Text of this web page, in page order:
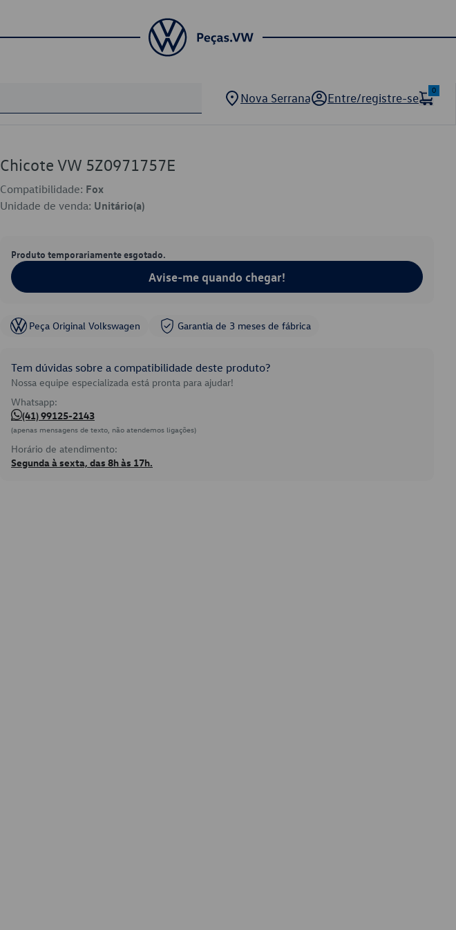
Nova Serrana Entre/registre-se
0
Chicote VW 5Z0971757E
Compatibilidade: Fox
Unidade de venda: Unitário(a)
Produto temporariamente esgotado.
Avise-me quando chegar!
Peça Original Volkswagen Garantia de 3 meses de fábrica
Tem dúvidas sobre a compatibilidade deste produto?
Nossa equipe especializada está pronta para ajudar!
Whatsapp:
(41) 99125-2143
(apenas mensagens de texto, não atendemos ligações)
Horário de atendimento:
Segunda à sexta, das 8h às 17h.